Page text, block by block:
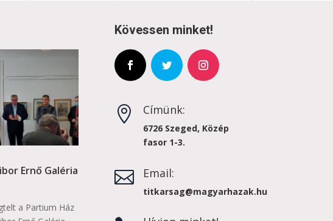
Ernő Galéria
a Partium Ház
Kövessen minket!
 Címünk:
6726 Szeged, Közép
fasor 1-3.
 Email:
titkarsag@magyarhazak.hu